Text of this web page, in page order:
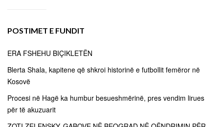
POSTIMET E FUNDIT
ERA FSHEHU BIÇIKLETËN
Blerta Shala, kapitene që shkroi historinë e futbollit femëror në
Kosovë
Procesi në Hagë ka humbur besueshmërinë, pres vendim lirues
për të akuzuarit